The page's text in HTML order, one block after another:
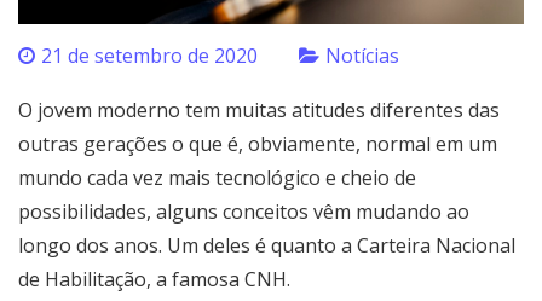
21 de setembro de 2020 Notícias
O jovem moderno tem muitas atitudes diferentes das
outras gerações o que é, obviamente, normal em um
mundo cada vez mais tecnológico e cheio de
possibilidades, alguns conceitos vêm mudando ao
longo dos anos. Um deles é quanto a Carteira Nacional
de Habilitação, a famosa CNH.